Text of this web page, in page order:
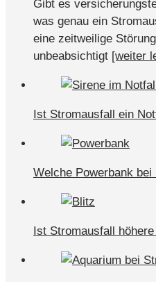
Gibt es
was genau ein
eine zeitweilige
unbeabsichtigt [weiter
Ist Stromausfall ein
Welche Powerbank
Ist Stromausfall